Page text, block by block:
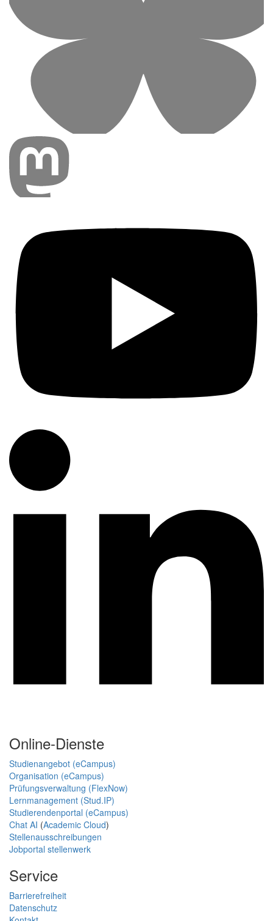
Online-Dienste
Studienangebot (eCampus)
Organisation (eCampus)
Prüfungsverwaltung (FlexNow)
Lernmanagement (Stud.IP)
Studierendenportal (eCampus)
Chat AI (Academic Cloud)
Stellenausschreibungen
Jobportal stellenwerk
Service
Barrierefreiheit
Datenschutz